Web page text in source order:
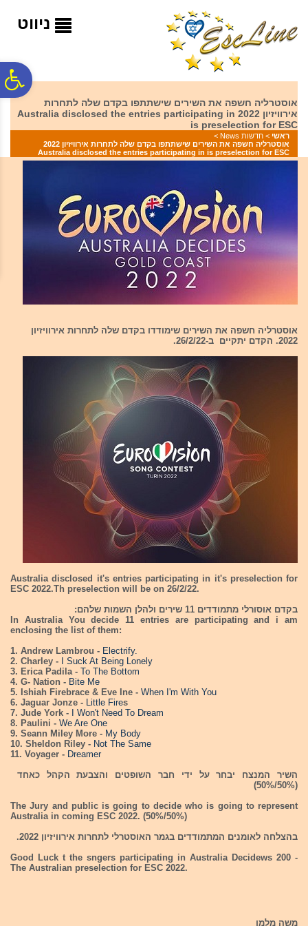
המרכזי
ניווט
אוסטרליה חשפה את השירים שישתתפו בקדם שלה לתחרות
אירוויזיון 2022 Australia disclosed the entries participating in
is preselection for ESC
ראשי > חדשות News
>
אוסטרליה חשפה את השירים שישתתפו בקדם שלה לתחרות אירוויזיון 2022
Australia disclosed the entries participating in is preselection for ESC
אוסטרליה חשפה את השירים שימודדו בקדם שלה לתחרות אירוויזיון
2022. הקדם יתקיים ב-26/2/22.
Australia disclosed it's entries participating in it's preselection for
ESC 2022.Th preselection will be on 26/2/22.
בקדם אוסורלי מתמודדים 11 שירים ולהלן השמות שלהם:
In Australia You decide 11 entries are participating and i am
enclosing the list of them:
1. Andrew Lambrou - Electrify.
2. Charley - I Suck At Being Lonely
3. Erica Padila - To The Bottom
4. G- Nation - Bite Me
5. Ishiah Firebrace & Eve Ine - When I'm With You
6. Jaguar Jonze - Little Fires
7. Jude York - I Won't Need To Dream
8. Paulini - We Are One
9. Seann Miley More - My Body
10. Sheldon Riley - Not The Same
11. Voyager - Dreamer
השיר המנצח יבחר על ידי חבר השופטים והצבעת הקהל כאחד
(50%/50%)
The Jury and public is going to decide who is going to represent
Australia in coming ESC 2022. (50%/50%)
בהצלחה לאומנים המתמודדים בגמר האוסטרלי לתחרות אירוויזיון 2022.
Good Luck t the sngers participating in Australia Decidews 200 -
The Australian preselection for ESC 2022.
משה מלמן